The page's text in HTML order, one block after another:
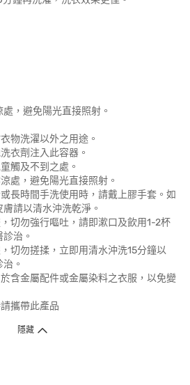
，避免陽光直接照射。
物洗濯以外之用途。
衣劑注入此容器。
觸及不到之處。
處，避免陽光直接照射。
長時間手洗使用時，請戴上膠手套。如
請以清水沖洗乾淨。
切勿強行嘔吐，請即漱口及飲用1-2杯
治。
切勿搓揉，立即用清水沖洗15分鐘以
。
含金屬配件或金屬染料之衣服，以免變
攜帶此產品
隱藏